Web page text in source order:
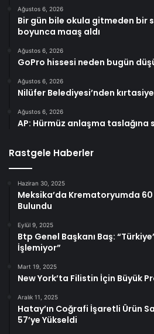
Ağustos 6, 2026
Bir gün bile okula gitmeden bir
boyunca maaş aldı
Ağustos 6, 2026
GoPro hissesi neden bugün
Ağustos 6, 2026
Nilüfer Belediyesi’nden
Ağustos 6, 2026
AP: Hürmüz anlaşma taslağına
Rastgele Haberler
Haziran 30, 2025
Meksika’da Krematoryumda
Bulundu
Eylül 9, 2025
Btp Genel Başkanı Baş:
İşlemiyor”
Mart 19, 2025
New York’ta Filistin İçin Büyük
Aralık 11, 2025
Hatay’ın Coğrafi İşaretli Ürün
57’ye Yükseldi